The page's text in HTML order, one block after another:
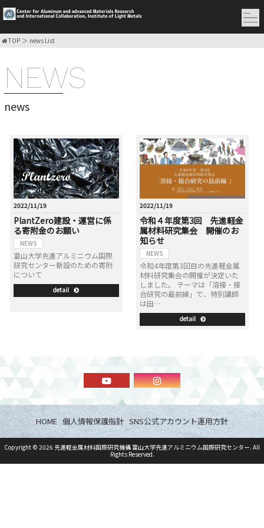
TOP news List
NEWS
news
2022/11/19
PlantZero建設・運営に係
る寄附金のお願い
NEWS
富山大学先進アルミニウム国際
研究センター新設のための寄附
について
detail
2022/11/19
令和４年度第3回 先進軽金
属材料研究集会 開催のお
知らせ
NEWS
令和4年度第3回目の先進軽金属
材料研究集会の開催が決定いた
しました。 テーマは「溶接・接
合研究の最前線」で、特別講師
は田…
detail
HOME 個人情報保護指針 SNS公式アカウント運用方針
Copyright © 2026 先進軽金属材料国際研究機構 富山大学先進アルミニウム国際研究センター. All
Rights Reserved.